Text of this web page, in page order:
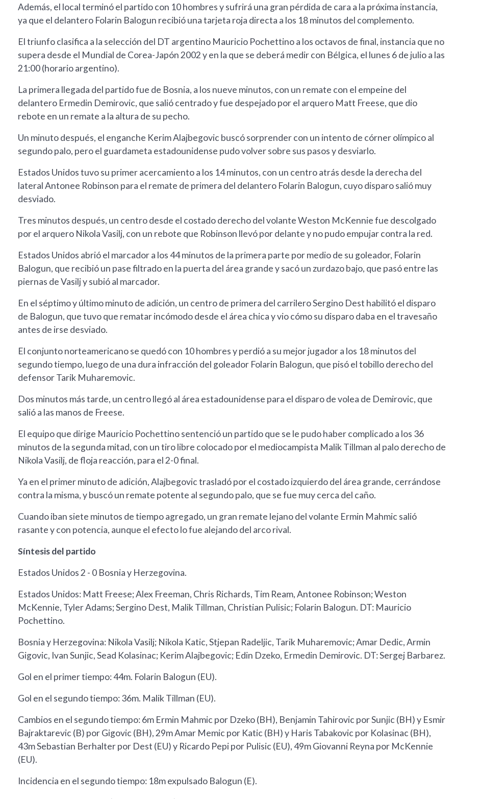
Además, el local terminó el partido con 10 hombres y sufrirá una gran pérdida de cara a la próxima instancia,
ya que el delantero Folarin Balogun recibió una tarjeta roja directa a los 18 minutos del complemento.
El triunfo clasifica a la selección del DT argentino Mauricio Pochettino a los octavos de final, instancia que no
supera desde el Mundial de Corea-Japón 2002 y en la que se deberá medir con Bélgica, el lunes 6 de julio a las
21:00 (horario argentino).
La primera llegada del partido fue de Bosnia, a los nueve minutos, con un remate con el empeine del
delantero Ermedin Demirovic, que salió centrado y fue despejado por el arquero Matt Freese, que dio
rebote en un remate a la altura de su pecho.
Un minuto después, el enganche Kerim Alajbegovic buscó sorprender con un intento de córner olímpico al
segundo palo, pero el guardameta estadounidense pudo volver sobre sus pasos y desviarlo.
Estados Unidos tuvo su primer acercamiento a los 14 minutos, con un centro atrás desde la derecha del
lateral Antonee Robinson para el remate de primera del delantero Folarin Balogun, cuyo disparo salió muy
desviado.
Tres minutos después, un centro desde el costado derecho del volante Weston McKennie fue descolgado
por el arquero Nikola Vasilj, con un rebote que Robinson llevó por delante y no pudo empujar contra la red.
Estados Unidos abrió el marcador a los 44 minutos de la primera parte por medio de su goleador, Folarin
Balogun, que recibió un pase filtrado en la puerta del área grande y sacó un zurdazo bajo, que pasó entre las
piernas de Vasilj y subió al marcador.
En el séptimo y último minuto de adición, un centro de primera del carrilero Sergino Dest habilitó el disparo
de Balogun, que tuvo que rematar incómodo desde el área chica y vio cómo su disparo daba en el travesaño
antes de irse desviado.
El conjunto norteamericano se quedó con 10 hombres y perdió a su mejor jugador a los 18 minutos del
segundo tiempo, luego de una dura infracción del goleador Folarin Balogun, que pisó el tobillo derecho del
defensor Tarik Muharemovic.
Dos minutos más tarde, un centro llegó al área estadounidense para el disparo de volea de Demirovic, que
salió a las manos de Freese.
El equipo que dirige Mauricio Pochettino sentenció un partido que se le pudo haber complicado a los 36
minutos de la segunda mitad, con un tiro libre colocado por el mediocampista Malik Tillman al palo derecho de
Nikola Vasilj, de floja reacción, para el 2-0 final.
Ya en el primer minuto de adición, Alajbegovic trasladó por el costado izquierdo del área grande, cerrándose
contra la misma, y buscó un remate potente al segundo palo, que se fue muy cerca del caño.
Cuando iban siete minutos de tiempo agregado, un gran remate lejano del volante Ermin Mahmic salió
rasante y con potencia, aunque el efecto lo fue alejando del arco rival.
Síntesis del partido
Estados Unidos 2 - 0 Bosnia y Herzegovina.
Estados Unidos: Matt Freese; Alex Freeman, Chris Richards, Tim Ream, Antonee Robinson; Weston
McKennie, Tyler Adams; Sergino Dest, Malik Tillman, Christian Pulisic; Folarin Balogun. DT: Mauricio
Pochettino.
Bosnia y Herzegovina: Nikola Vasilj; Nikola Katic, Stjepan Radeljic, Tarik Muharemovic; Amar Dedic, Armin
Gigovic, Ivan Sunjic, Sead Kolasinac; Kerim Alajbegovic; Edin Dzeko, Ermedin Demirovic. DT: Sergej Barbarez.
Gol en el primer tiempo: 44m. Folarin Balogun (EU).
Gol en el segundo tiempo: 36m. Malik Tillman (EU).
Cambios en el segundo tiempo: 6m Ermin Mahmic por Dzeko (BH), Benjamin Tahirovic por Sunjic (BH) y Esmir
Bajraktarevic (B) por Gigovic (BH), 29m Amar Memic por Katic (BH) y Haris Tabakovic por Kolasinac (BH),
43m Sebastian Berhalter por Dest (EU) y Ricardo Pepi por Pulisic (EU), 49m Giovanni Reyna por McKennie
(EU).
Incidencia en el segundo tiempo: 18m expulsado Balogun (E).